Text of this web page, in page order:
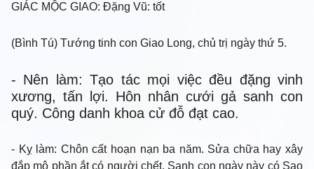
GIÁC MỘC GIAO: Đặng Vũ: tốt
(Bình Tú) Tướng tinh con Giao Long, chủ trị ngày thứ 5.
- Nên làm: Tạo tác mọi việc đều đặng vinh
xương, tấn lợi. Hôn nhân cưới gả sanh con
quý. Công danh khoa cử đỗ đạt cao.
- Kỵ làm: Chôn cất hoạn nạn ba năm. Sửa chữa hay xây
đắp mộ phần ắt có người chết. Sanh con ngày này có Sao